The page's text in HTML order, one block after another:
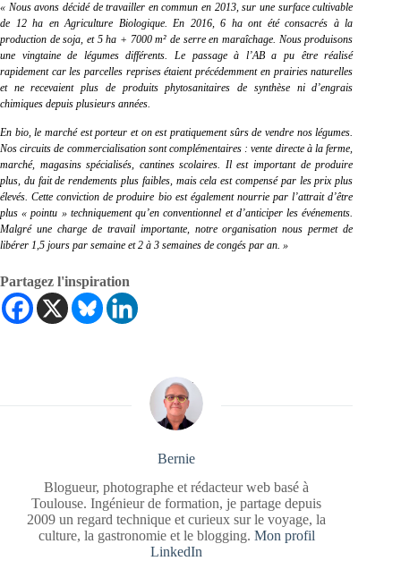
« Nous avons décidé de travailler en commun en 2013, sur une surface cultivable
de 12 ha en Agriculture Biologique. En 2016, 6 ha ont été consacrés à la
production de soja, et 5 ha + 7000 m² de serre en maraîchage. Nous produisons
une vingtaine de légumes différents. Le passage à l’AB a pu être réalisé
rapidement car les parcelles reprises étaient précédemment en prairies naturelles
et ne recevaient plus de produits phytosanitaires de synthèse ni d’engrais
chimiques depuis plusieurs années.
En bio, le marché est porteur et on est pratiquement sûrs de vendre nos légumes.
Nos circuits de commercialisation sont complémentaires : vente directe à la ferme,
marché, magasins spécialisés, cantines scolaires. Il est important de produire
plus, du fait de rendements plus faibles, mais cela est compensé par les prix plus
élevés. Cette conviction de produire bio est également nourrie par l’attrait d’être
plus « pointu » techniquement qu’en conventionnel et d’anticiper les événements.
Malgré une charge de travail importante, notre organisation nous permet de
libérer 1,5 jours par semaine et 2 à 3 semaines de congés par an. »
Partagez l'inspiration
Bernie
Blogueur, photographe et rédacteur web basé à
Toulouse. Ingénieur de formation, je partage depuis
2009 un regard technique et curieux sur le voyage, la
culture, la gastronomie et le blogging. Mon profil
LinkedIn